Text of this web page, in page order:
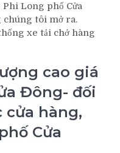
Long phố Cửa
chúng tôi mở ra.
xe tải chở hàng
cao giá
Đông- đối
cửa hàng,
Cửa